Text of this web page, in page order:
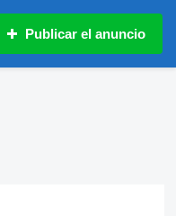
Publicar el anuncio